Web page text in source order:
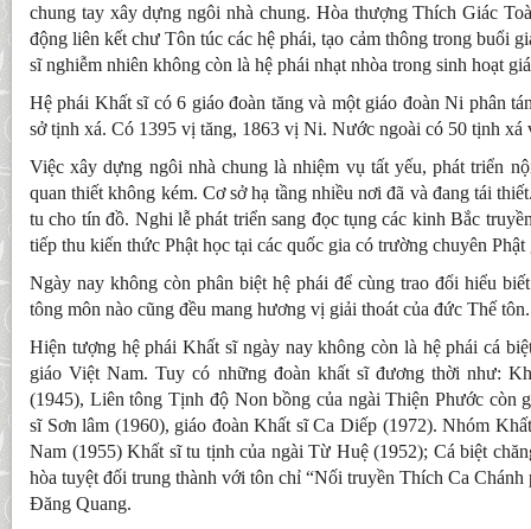
chung tay xây dựng ngôi nhà chung. Hòa thượng Thích Giác
động liên kết chư Tôn túc các hệ phái, tạo cảm thông trong buổi
sĩ nghiễm nhiên không còn là hệ phái nhạt nhòa trong sinh hoạt
Hệ phái Khất sĩ có 6 giáo đoàn tăng và một giáo đoàn Ni phân
sở tịnh xá. Có 1395 vị tăng, 1863 vị Ni. Nước ngoài có 50 tịnh xá
Việc xây dựng ngôi nhà chung là nhiệm vụ tất yếu, phát triển
quan thiết không kém. Cơ sở hạ tầng nhiều nơi đã và đang tái
tu cho tín đồ. Nghi lễ phát triển sang đọc tụng các kinh Bắc
tiếp thu kiến thức Phật học tại các quốc gia có trường chuyên Phật
Ngày nay không còn phân biệt hệ phái để cùng trao đổi hiểu
tông môn nào cũng đều mang hương vị giải thoát của đức Thế tôn.
Hiện tượng hệ phái Khất sĩ ngày nay không còn là hệ phái cá
giáo Việt Nam. Tuy có những đoàn khất sĩ đương thời như:
(1945), Liên tông Tịnh độ Non bồng của ngài Thiện Phước còn
sĩ Sơn lâm (1960), giáo đoàn Khất sĩ Ca Diếp (1972). Nhóm
Nam (1955) Khất sĩ tu tịnh của ngài Từ Huệ (1952); Cá biệt
hòa tuyệt đối trung thành với tôn chỉ “Nối truyền Thích Ca
Đăng Quang.